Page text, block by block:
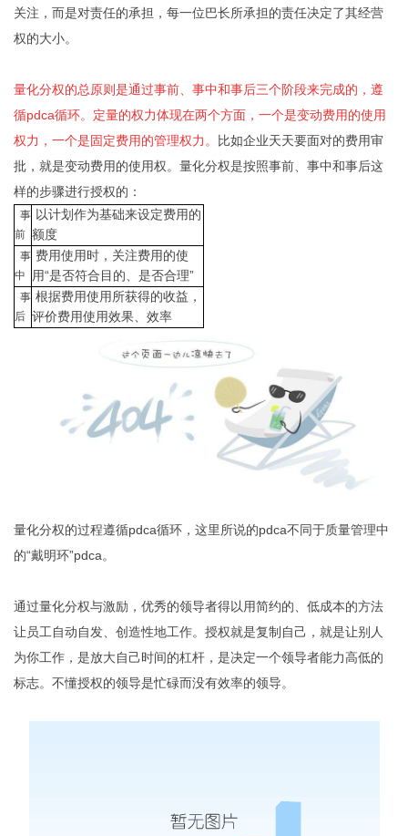
关注，而是对责任的承担，每一位巴长所承担的责任决定了其经营
权的大小。
量化分权的总原则是通过事前、事中和事后三个阶段来完成的，遵
循pdca循环。定量的权力体现在两个方面，一个是变动费用的使用
权力，一个是固定费用的管理权力 。
比如企业天天要面对的费用审
批，就是变动费用的使用权。量化分权是按照事前、事中和事后这
样的步骤进行授权的：
事
前
以计划作为基础来设定费用的
额度
事
中
费用使用时，关注费用的使
用“是否符合目的、是否合理”
事
后
根据费用使用所获得的收益，
评价费用使用效果、效率
量化分权的过程遵循pdca循环，这里所说的pdca不同于质量管理中
的“戴明环”pdca。
通过量化分权与激励，优秀的领导者得以用简约的、低成本的方法
让员工自动自发、创造性地工作。授权就是复制自己，就是让别人
为你工作，是放大自己时间的杠杆，是决定一个领导者能力高低的
标志。不懂授权的领导是忙碌而没有效率的领导。